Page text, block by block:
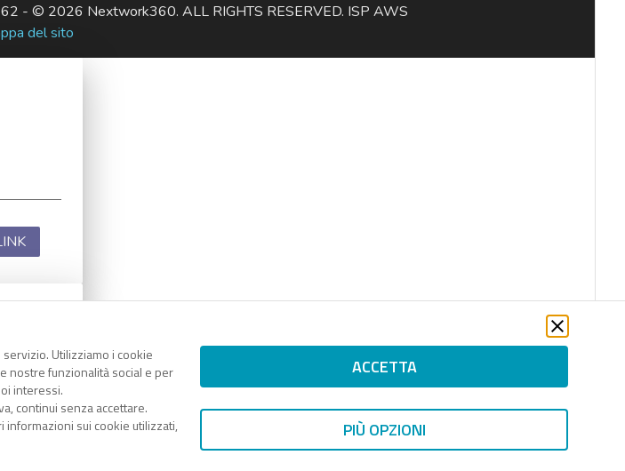
Utilizziamo i cookie
nostre funzionalità social e per
interessi.
continui senza accettare.
informazioni sui cookie utilizzati,
ACCETTA
PIÙ OPZIONI
- © 2026 Nextwork360. ALL RIGHTS RESERVED. ISP AWS
del sito